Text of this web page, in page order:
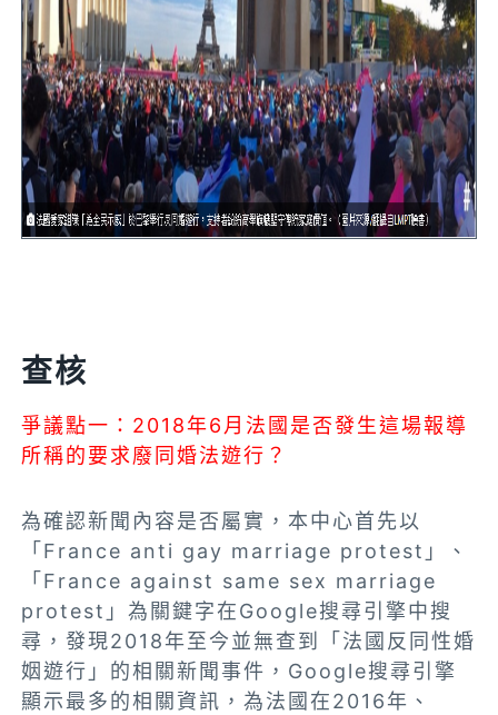
查核
爭議點一：2018年6月法國是否發生這場報導
所稱的要求廢同婚法遊行？
為確認新聞內容是否屬實，本中心首先以
「France anti gay marriage protest」、
「France against same sex marriage
protest」為關鍵字在Google搜尋引擎中搜
尋，發現2018年至今並無查到「法國反同性婚
姻遊行」的相關新聞事件，Google搜尋引擎
顯示最多的相關資訊，為法國在2016年、